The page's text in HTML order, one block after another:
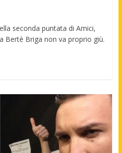
seconda puntata di Amici,
Bertè Briga non va proprio giù.